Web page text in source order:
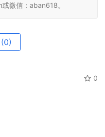
微信：aban618。
(0)
0